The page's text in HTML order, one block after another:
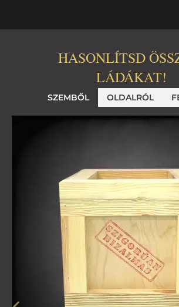
HASONLÍTSD
LÁDÁKAT!
SZEMBŐL OLDALRÓL